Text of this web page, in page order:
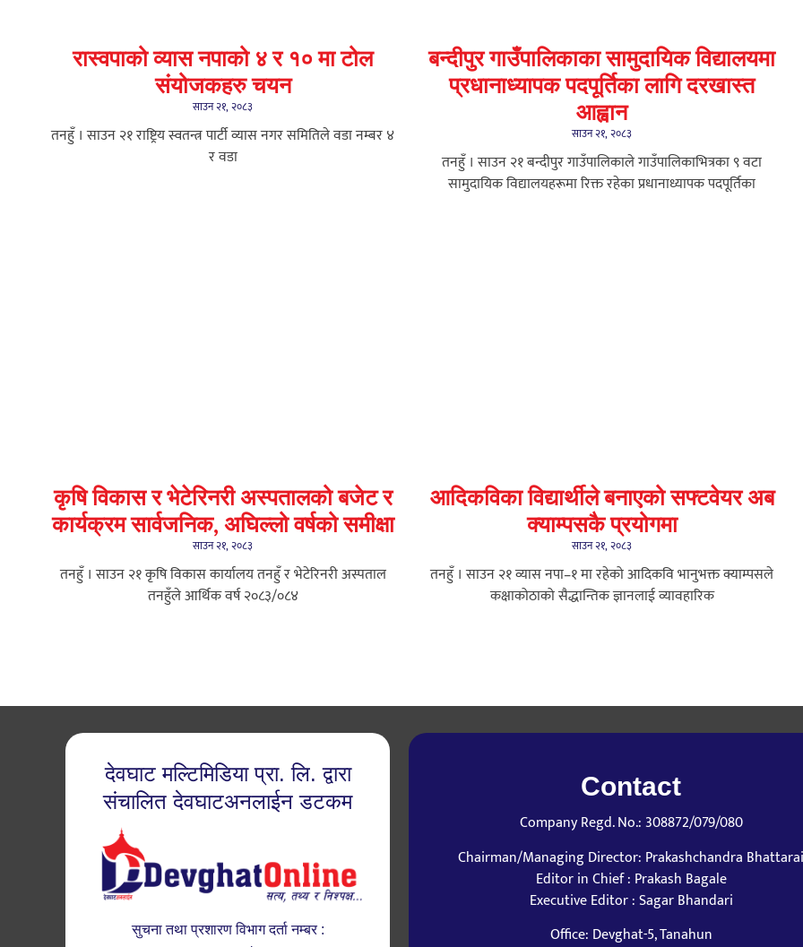
रास्वपाको व्यास नपाको ४ र १० मा टोल
संयोजकहरु चयन
साउन २१, २०८३
तनहुँ । साउन २१ राष्ट्रिय स्वतन्त्र पार्टी व्यास नगर समितिले वडा नम्बर ४
र वडा
बन्दीपुर गाउँपालिकाका सामुदायिक विद्यालयमा
प्रधानाध्यापक पदपूर्तिका लागि दरखास्त
आह्वान
साउन २१, २०८३
तनहुँ । साउन २१ बन्दीपुर गाउँपालिकाले गाउँपालिकाभित्रका ९ वटा
सामुदायिक विद्यालयहरूमा रिक्त रहेका प्रधानाध्यापक पदपूर्तिका
कृषि विकास र भेटेरिनरी अस्पतालको बजेट र
कार्यक्रम सार्वजनिक, अघिल्लो वर्षको समीक्षा
साउन २१, २०८३
तनहुँ । साउन २१ कृषि विकास कार्यालय तनहुँ र भेटेरिनरी अस्पताल
तनहुँले आर्थिक वर्ष २०८३/०८४
आदिकविका विद्यार्थीले बनाएको सफ्टवेयर अब
क्याम्पसकै प्रयोगमा
साउन २१, २०८३
तनहुँ । साउन २१ व्यास नपा–१ मा रहेको आदिकवि भानुभक्त क्याम्पसले
कक्षाकोठाको सैद्धान्तिक ज्ञानलाई व्यावहारिक
देवघाट मल्टिमिडिया प्रा. लि. द्वारा
संचालित देवघाटअनलाईन डटकम
सुचना तथा प्रशारण विभाग दर्ता नम्बर :
Contact
Company Regd. No.: 308872/079/080
Chairman/Managing Director: Prakashchandra Bhattarai
Editor in Chief : Prakash Bagale
Executive Editor : Sagar Bhandari
Office: Devghat-5, Tanahun